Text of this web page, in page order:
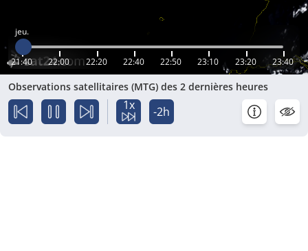
jeu.
21:40 22:00 22:20 22:40 22:50 23:10 23:20 23:40
Observations satellitaires (MTG) des 2 dernières heures
1x -2h